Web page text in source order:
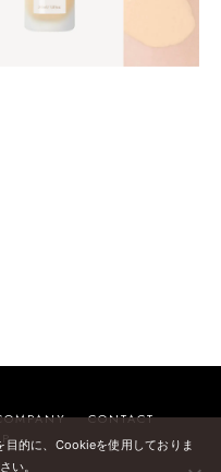
CONTACT
的に、Cookieを使用しておりま
い。